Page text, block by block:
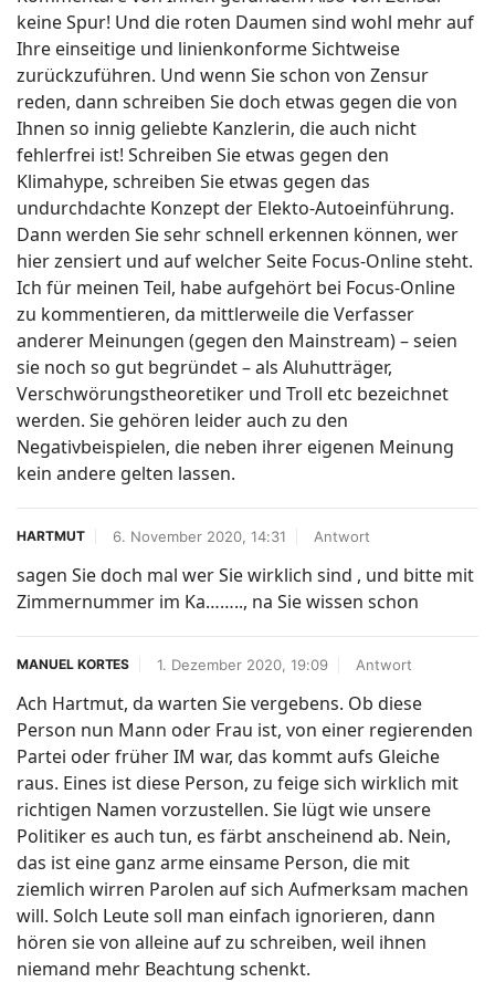
keine Spur! Und die roten Daumen sind wohl mehr auf
Ihre einseitige und linienkonforme Sichtweise
zurückzuführen. Und wenn Sie schon von Zensur
reden, dann schreiben Sie doch etwas gegen die von
Ihnen so innig geliebte Kanzlerin, die auch nicht
fehlerfrei ist! Schreiben Sie etwas gegen den
Klimahype, schreiben Sie etwas gegen das
undurchdachte Konzept der Elekto-Autoeinführung.
Dann werden Sie sehr schnell erkennen können, wer
hier zensiert und auf welcher Seite Focus-Online steht.
Ich für meinen Teil, habe aufgehört bei Focus-Online
zu kommentieren, da mittlerweile die Verfasser
anderer Meinungen (gegen den Mainstream) – seien
sie noch so gut begründet – als Aluhutträger,
Verschwörungstheoretiker und Troll etc bezeichnet
werden. Sie gehören leider auch zu den
Negativbeispielen, die neben ihrer eigenen Meinung
kein andere gelten lassen.
HARTMUT 6. November 2020, 14:31 Antwort
sagen Sie doch mal wer Sie wirklich sind , und bitte mit
Zimmernummer im Ka…….., na Sie wissen schon
MANUEL KORTES 1. Dezember 2020, 19:09 Antwort
Ach Hartmut, da warten Sie vergebens. Ob diese
Person nun Mann oder Frau ist, von einer regierenden
Partei oder früher IM war, das kommt aufs Gleiche
raus. Eines ist diese Person, zu feige sich wirklich mit
richtigen Namen vorzustellen. Sie lügt wie unsere
Politiker es auch tun, es färbt anscheinend ab. Nein,
das ist eine ganz arme einsame Person, die mit
ziemlich wirren Parolen auf sich Aufmerksam machen
will. Solch Leute soll man einfach ignorieren, dann
hören sie von alleine auf zu schreiben, weil ihnen
niemand mehr Beachtung schenkt.